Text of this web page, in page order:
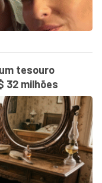
tesouro
32 milhões